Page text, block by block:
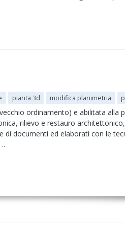
pianta 3d modifica planimetria
ordinamento) e abilitata alla
rilievo e restauro
documenti ed elaborati con le